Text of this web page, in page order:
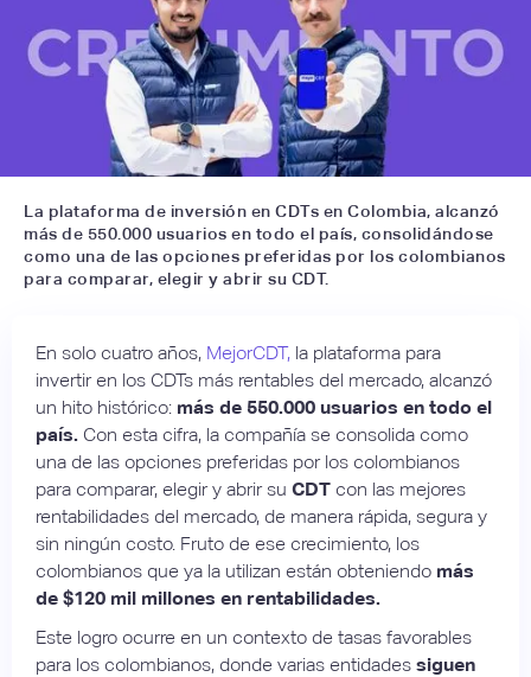
La plataforma de inversión en CDTs en Colombia, alcanzó
más de 550.000 usuarios en todo el país, consolidándose
como una de las opciones preferidas por los colombianos
para comparar, elegir y abrir su CDT.
En solo cuatro años, MejorCDT, la plataforma para
invertir en los CDTs más rentables del mercado, alcanzó
un hito histórico: más de 550.000 usuarios en todo el
país. Con esta cifra, la compañía se consolida como
una de las opciones preferidas por los colombianos
para comparar, elegir y abrir su CDT con las mejores
rentabilidades del mercado, de manera rápida, segura y
sin ningún costo. Fruto de ese crecimiento, los
colombianos que ya la utilizan están obteniendo más
de $120 mil millones en rentabilidades.
Este logro ocurre en un contexto de tasas favorables
para los colombianos, donde varias entidades siguen